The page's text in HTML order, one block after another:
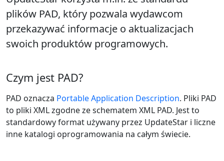
plików PAD, który pozwala wydawcom
przekazywać informacje o aktualizacjach
swoich produktów programowych.
Czym jest PAD?
PAD oznacza Portable Application Description. Pliki PAD
to pliki XML zgodne ze schematem XML PAD. Jest to
standardowy format używany przez UpdateStar i liczne
inne katalogi oprogramowania na całym świecie.